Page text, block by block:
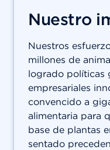
Nuestro
Nuestros
millones de
logrado políticas
empresariales
convencido a
alimentaria para
base de plantas
sentado